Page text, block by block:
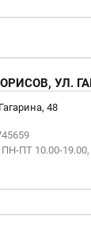
УЛ.
48
ПТ 10.00-